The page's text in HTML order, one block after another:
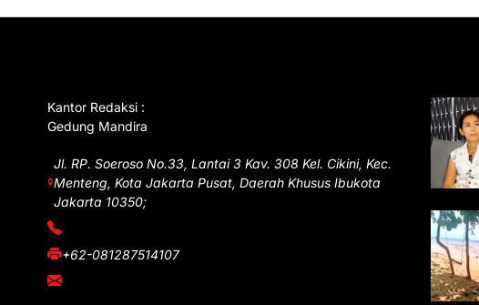
Kantor Redaksi :
Gedung Mandira
Jl. RP. Soeroso No.33, Lantai 3 Kav. 308 Kel. Cikini, Kec.
Menteng, Kota Jakarta Pusat, Daerah Khusus Ibukota
Jakarta 10350;
+62-081287514107